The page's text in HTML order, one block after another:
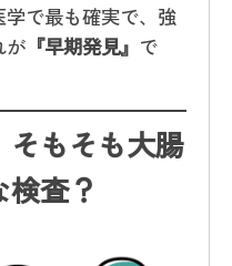
で最も確実で、強
が『早期発見』 で
そもそも大腸
査？